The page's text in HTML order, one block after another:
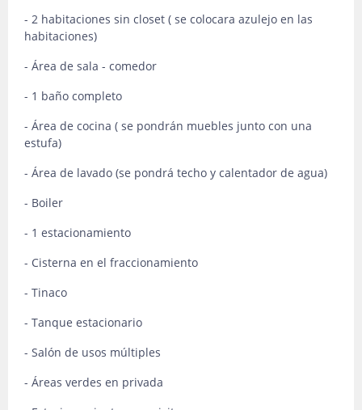
- 2 habitaciones sin closet ( se colocara azulejo en las
habitaciones)
- Área de sala - comedor
- 1 baño completo
- Área de cocina ( se pondrán muebles junto con una
estufa)
- Área de lavado (se pondrá techo y calentador de agua)
- Boiler
- 1 estacionamiento
- Cisterna en el fraccionamiento
- Tinaco
- Tanque estacionario
- Salón de usos múltiples
- Áreas verdes en privada